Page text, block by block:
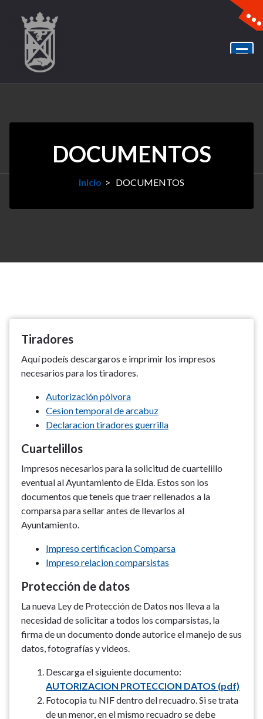
DOCUMENTOS
Inicio > DOCUMENTOS
Tiradores
Aquí podeís descargaros e imprimir los impresos
necesarios para los tiradores.
Autorización pólvora
Cesion temporal de arcabuz
Declaracion tiradores guerrilla
Cuartelillos
Impresos necesarios para la solicitud de cuartelillo
eventual al Ayuntamiento de Elda. Estos son los
documentos que teneis que traer rellenados a la
comparsa para sellar antes de llevarlos al
Ayuntamiento.
Impreso certificacion Comparsa
Impreso relacion comparsistas
Protección de datos
La nueva Ley de Protección de Datos nos lleva a la
necesidad de solicitar a todos los comparsistas, la
firma de un documento donde autorice el manejo de sus
datos, fotografías y videos.
Descarga el siguiente documento:
AUTORIZACION PROTECCION DATOS (pdf)
Fotocopia tu NIF dentro del recuadro. Si se trata
de un menor, en el mismo recuadro se debe